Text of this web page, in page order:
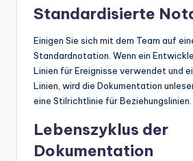
Standardisierte
Einigen Sie sich mit dem Team auf
Standardnotation. Wenn ein
Linien für Ereignisse verwendet und
Linien, wird die Dokumentation
eine Stilrichtlinie für Beziehungslinien.
Lebenszyklus der
Dokumentation